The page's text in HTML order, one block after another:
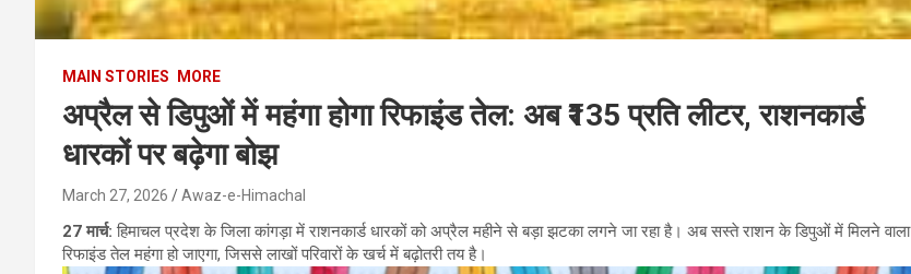
MAIN STORIES MORE
अप्रैल से डिपुओं में महंगा होगा रिफाइंड तेल: अब ₹135 प्रति लीटर, राशनकार्ड
धारकों पर बढ़ेगा बोझ
March 27, 2026 Awaz-e-Himachal
27 मार्च:हिमाचल प्रदेश के जिला कांगड़ा में राशनकार्ड धारकों को अप्रैल महीने से बड़ा झटका लगने जा रहा है। अब सस्ते राशन के डिपुओं में मिलने वाला
रिफाइंड तेल महंगा हो जाएगा, जिससे लाखों परिवारों के खर्च में बढ़ोतरी तय है।